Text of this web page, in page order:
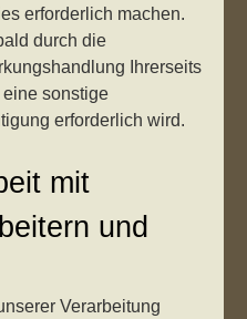
erforderlich machen.
durch die
Ihrerseits
sonstige
erforderlich wird.
mit
und
Verarbeitung